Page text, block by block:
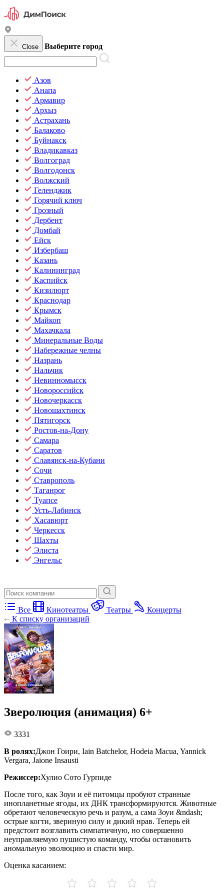
Close Выберите город
Азов
Анапа
Армавир
Архыз
Астрахань
Балаково
Буйнакск
Владикавказ
Волгоград
Волгодонск
Волжский
Геленджик
Горячий ключ
Грозный
Дербент
Домбай
Ейск
Избербаш
Казань
Калининград
Каспийск
Кизилюрт
Краснодар
Крымск
Майкоп
Махачкала
Минеральные Воды
Набережные челны
Назрань
Нальчик
Невинномысск
Новороссийск
Новочеркасск
Новошахтинск
Пятигорск
Ростов-на-Дону
Самара
Саратов
Славянск-на-Кубани
Сочи
Ставрополь
Таганрог
Туапсе
Усть-Лабинск
Хасавюрт
Черкесск
Шахты
Элиста
Энгельс
Все Кинотеатры Театры
Концерты
К списку организаций
Зверолюция (анимация) 6+
3331
В ролях:Джон Гоири, Iain Batchelor, Hodeia Macua, Yannick
Vergara, Jaione Insausti
Режиссер:Хулио Сото Гурпиде
После того, как Зоуи и её питомцы пробуют странные
инопланетные ягоды, их ДНК трансформируются. Животные
обретают человеческую речь и разум, а сама Зоуи &ndash;
острые когти, звериную силу и дикий нрав. Теперь ей
предстоит возглавить симпатичную, но совершенно
неуправляемую пушистую команду, чтобы остановить
аномальную эволюцию и спасти мир.
Оценка касанием: